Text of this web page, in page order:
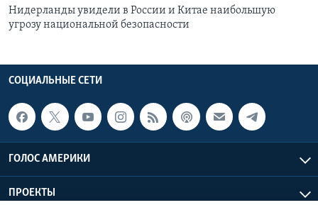
Нидерланды увидели в России и Китае наибольшую
угрозу национальной безопасности
СОЦИАЛЬНЫЕ СЕТИ
ГОЛОС АМЕРИКИ
ПРОЕКТЫ